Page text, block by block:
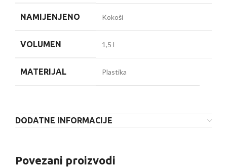
NAMIJENJENO Kokoši
VOLUMEN 1,5 l
MATERIJAL Plastika
DODATNE INFORMACIJE
Povezani proizvodi